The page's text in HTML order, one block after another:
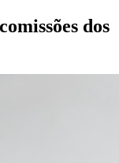
dos